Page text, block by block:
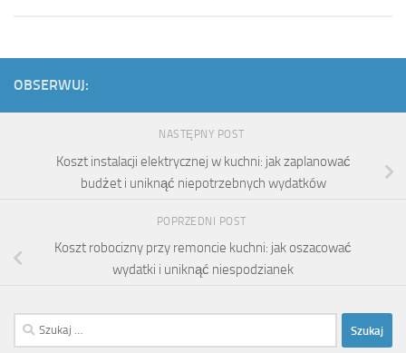
OBSERWUJ:
NASTĘPNY POST
Koszt instalacji elektrycznej w kuchni: jak zaplanować
budżet i uniknąć niepotrzebnych wydatków
POPRZEDNI POST
Koszt robocizny przy remoncie kuchni: jak oszacować
wydatki i uniknąć niespodzianek
Szukaj: